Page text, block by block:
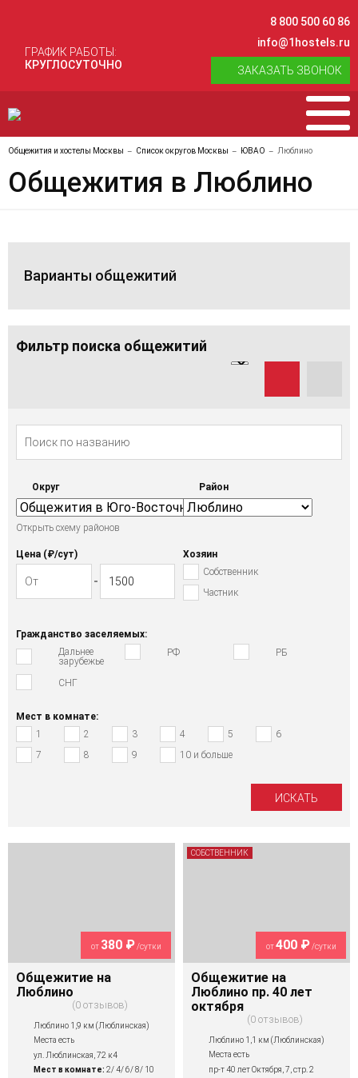
ГРАФИК РАБОТЫ:
КРУГЛОСУТОЧНО
8 800 500 60 86
info@1hostels.ru
ЗАКАЗАТЬ ЗВОНОК
Общежития и хостелы Москвы Список округов Москвы ЮВАО Люблино
Общежития в Люблино
Варианты общежитий
Фильтр поиска общежитий
Округ
Открыть схему районов
Район
Цена (₽/cут)
Хозяин
Собственник
Частник
Гражданство заселяемых:
Дальнее
зарубежье
РФ РБ
СНГ
Мест в комнате:
1
2 3 4 5
6
7
8 9 10 и больше
от 380 ₽/сутки
Общежитие на
Люблино
0 отзывов
Люблино 1,9 км (Люблинская)
Места есть
ул. Люблинская, 72 к4
Мест в комнате: 2/ 4/ 6/ 8/ 10
от400 ₽/сутки
Общежитие на
Люблино пр. 40 лет
октября
0 отзывов
Люблино 1,1 км (Люблинская)
Места есть
пр-т 40 лет Октября, 7, стр. 2
СОБСТВЕННИК